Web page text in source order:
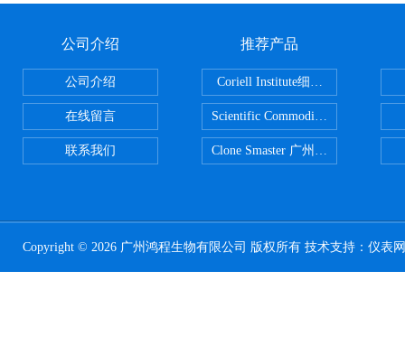
公司介绍
公司介绍
在线留言
联系我们
推荐产品
Scientific CommoditiesPE管 广州
Clone Smaster 广州鸿程代理
Copyright © 2026 广州鸿程生物有限公司 版权所有 技术支持： 仪表网